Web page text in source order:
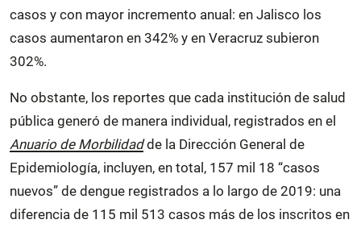
casos y con mayor incremento anual: en Jalisco los
casos aumentaron en 342% y en Veracruz subieron
302%.
No obstante, los reportes que cada institución de salud
pública generó de manera individual, registrados en el
Anuario de Morbilidadde la Dirección General de
Epidemiología, incluyen, en total, 157 mil 18 “casos
nuevos” de dengue registrados a lo largo de 2019: una
diferencia de 115 mil 513 casos más de los inscritos en